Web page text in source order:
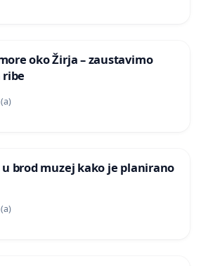
oko Žirja – zaustavimo
ribe
brod muzej kako je planirano